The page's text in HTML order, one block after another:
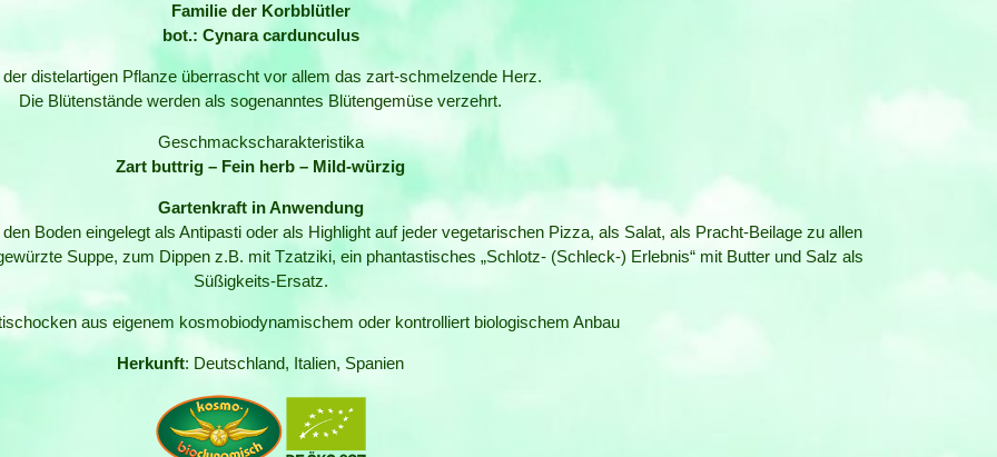
Familie der Korbblütler
bot.: Cynara cardunculus
der distelartigen Pflanze überrascht vor allem das zart-schmelzende Herz.
Die Blütenstände werden als sogenanntes Blütengemüse verzehrt.
Geschmackscharakteristika
Zart buttrig – Fein herb – Mild-würzig
Gartenkraft in Anwendung
Boden eingelegt als Antipasti oder als Highlight auf jeder vegetarischen Pizza, als Salat, als Pracht-Beilage zu allen
Suppe, zum Dippen z.B. mit Tzatziki, ein phantastisches „Schlotz- (Schleck-) Erlebnis“ mit Butter und Salz als
Süßigkeits-Ersatz.
aus eigenem kosmobiodynamischem oder kontrolliert biologischem Anbau
Herkunft: Deutschland, Italien, Spanien